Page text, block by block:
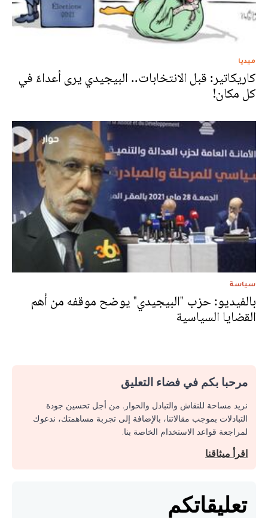
ميديا
كاريكاتير: قبل الانتخابات.. البيجيدي يرى أعداءً في
كل مكان!
سياسة
بالفيديو: حزب "البيجيدي" يوضح موقفه من أهم
القضايا السياسية
مرحبا بكم في فضاء التعليق
نريد مساحة للنقاش والتبادل والحوار. من أجل تحسين جودة
التبادلات بموجب مقالاتنا، بالإضافة إلى تجربة مساهمتك، ندعوك
لمراجعة قواعد الاستخدام الخاصة بنا.
اقرأ ميثاقنا
تعليقاتكم